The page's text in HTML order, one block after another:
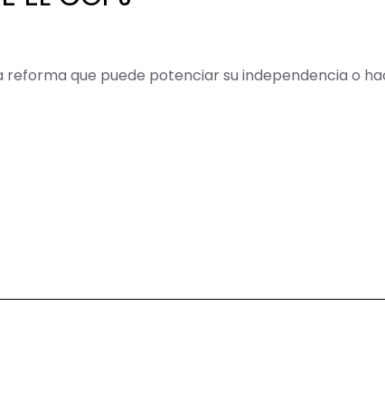
que puede potenciar su independencia o